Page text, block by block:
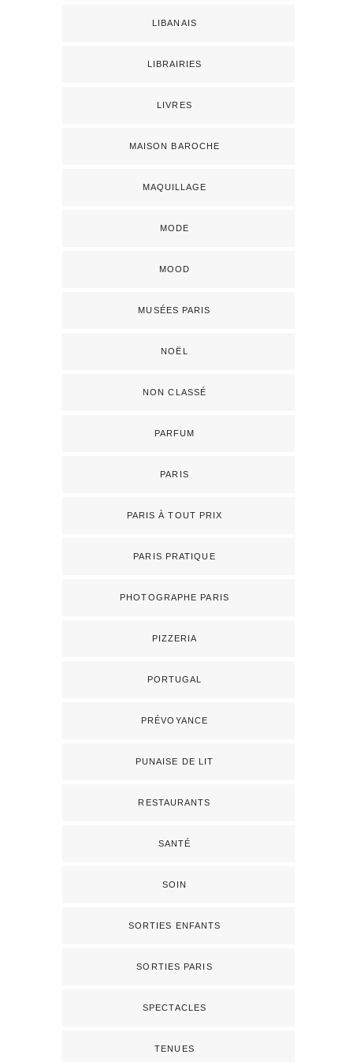
LIBANAIS
LIBRAIRIES
LIVRES
MAISON BAROCHE
MAQUILLAGE
MODE
MOOD
MUSÉES PARIS
NOËL
NON CLASSÉ
PARFUM
PARIS
PARIS À TOUT PRIX
PARIS PRATIQUE
PHOTOGRAPHE PARIS
PIZZERIA
PORTUGAL
PRÉVOYANCE
PUNAISE DE LIT
RESTAURANTS
SANTÉ
SOIN
SORTIES ENFANTS
SORTIES PARIS
SPECTACLES
TENUES